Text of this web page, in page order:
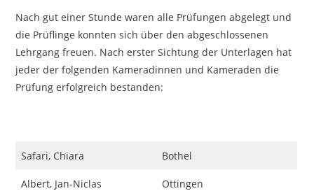
Nach gut einer Stunde waren alle Prüfungen abgelegt und
die Prüflinge konnten sich über den abgeschlossenen
Lehrgang freuen. Nach erster Sichtung der Unterlagen hat
jeder der folgenden Kameradinnen und Kameraden die
Prüfung erfolgreich bestanden:
Safari, Chiara Bothel
Albert, Jan-Niclas Ottingen